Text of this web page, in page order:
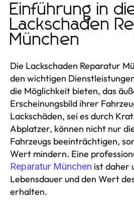
Einführung in
Lackschaden
München
Die Lackschaden Reparatur
den wichtigen
die Möglichkeit bieten, das
Erscheinungsbild ihrer
Lackschäden, sei es durch
Abplatzer, können nicht nur
Fahrzeugs beeinträchtigen,
Wert mindern. Eine
Reparatur München ist daher
Lebensdauer und den Wert
erhalten.